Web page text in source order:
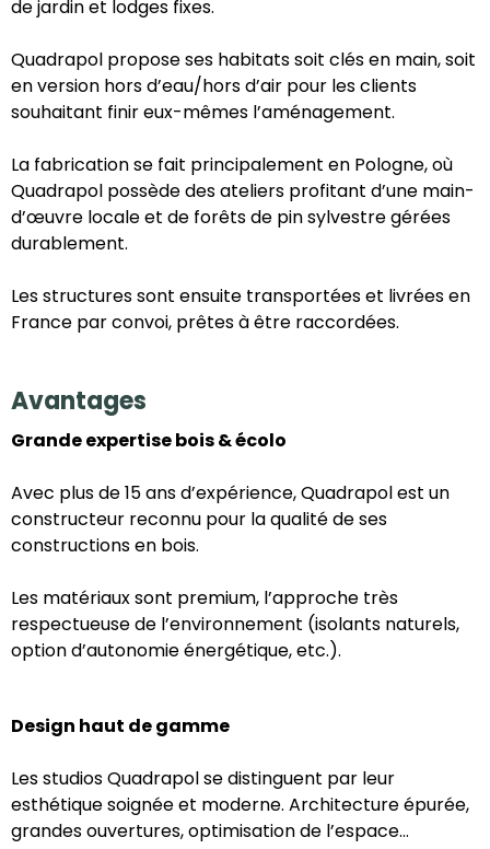
de jardin et lodges fixes.
Quadrapol propose ses habitats soit clés en main, soit
en version hors d’eau/hors d’air pour les clients
souhaitant finir eux-mêmes l’aménagement.
La fabrication se fait principalement en Pologne, où
Quadrapol possède des ateliers profitant d’une main-
d’œuvre locale et de forêts de pin sylvestre gérées
durablement.
Les structures sont ensuite transportées et livrées en
France par convoi, prêtes à être raccordées.
Avantages
Grande expertise bois & écolo
Avec plus de 15 ans d’expérience, Quadrapol est un
constructeur reconnu pour la qualité de ses
constructions en bois.
Les matériaux sont premium, l’approche très
respectueuse de l’environnement (isolants naturels,
option d’autonomie énergétique, etc.).
Design haut de gamme
Les studios Quadrapol se distinguent par leur
esthétique soignée et moderne. Architecture épurée,
grandes ouvertures, optimisation de l’espace…